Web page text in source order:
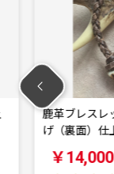
磨き床面仕上